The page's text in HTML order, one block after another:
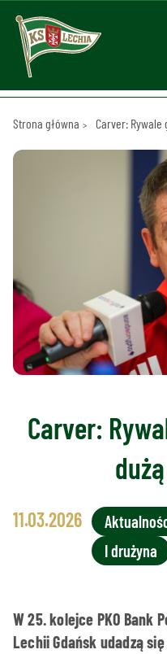
Strona główna Carver:
Carver:
11.03.2026
I drużyna
W 25. kolejce PKO Bank
Lechii Gdańsk udadzą